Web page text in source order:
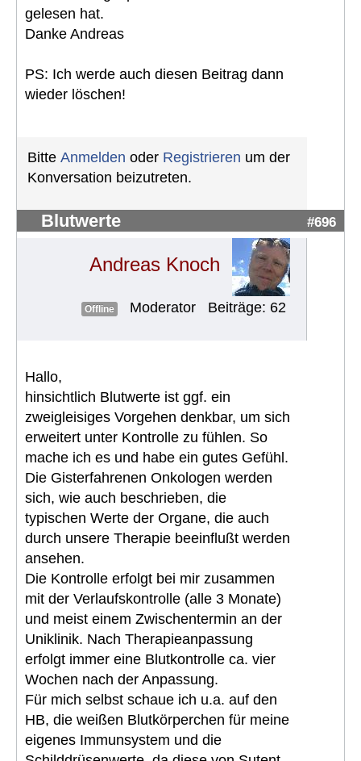
gelesen hat.
Danke Andreas
PS: Ich werde auch diesen Beitrag dann
wieder löschen!
Bitte Anmelden oder Registrieren um der
Konversation beizutreten.
Blutwerte #696
Andreas Knoch
Offline Moderator Beiträge: 62
Hallo,
hinsichtlich Blutwerte ist ggf. ein
zweigleisiges Vorgehen denkbar, um sich
erweitert unter Kontrolle zu fühlen. So
mache ich es und habe ein gutes Gefühl.
Die Gisterfahrenen Onkologen werden
sich, wie auch beschrieben, die
typischen Werte der Organe, die auch
durch unsere Therapie beeinflußt werden
ansehen.
Die Kontrolle erfolgt bei mir zusammen
mit der Verlaufskontrolle (alle 3 Monate)
und meist einem Zwischentermin an der
Uniklinik. Nach Therapieanpassung
erfolgt immer eine Blutkontrolle ca. vier
Wochen nach der Anpassung.
Für mich selbst schaue ich u.a. auf den
HB, die weißen Blutkörperchen für meine
eigenes Immunsystem und die